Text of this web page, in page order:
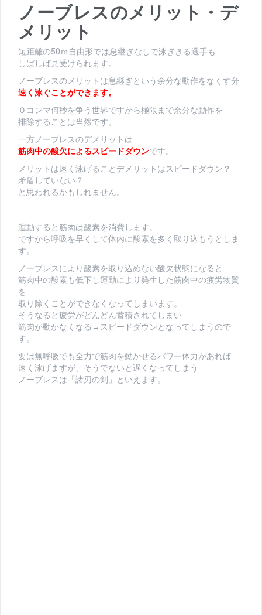
ノーブレスのメリット・デ
メリット
短距離の50ｍ自由形では息継ぎなしで泳ぎきる選手も
しばしば見受けられます。
ノーブレスのメリットは息継ぎという余分な動作をなくす分
速く泳ぐことができます。
０コンマ何秒を争う世界ですから極限まで余分な動作を
排除することは当然です。
一方ノーブレスのデメリットは
筋肉中の酸欠によるスピードダウンです。
メリットは速く泳げることデメリットはスピードダウン？
矛盾していない？
と思われるかもしれません。
運動すると筋肉は酸素を消費します。
ですから呼吸を早くして体内に酸素を多く取り込もうとしま
す。
ノーブレスにより酸素を取り込めない酸欠状態になると
筋肉中の酸素も低下し運動により発生した筋肉中の疲労物質
を
取り除くことができなくなってしまいます。
そうなると疲労がどんどん蓄積されてしまい
筋肉が動かなくなる→スピードダウンとなってしまうので
す。
要は無呼吸でも全力で筋肉を動かせるパワー体力があれば
速く泳げますが、そうでないと遅くなってしまう
ノーブレスは「諸刃の剣」といえます。